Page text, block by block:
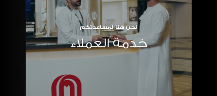
نحن هنا لمساعدتكم
خدمة العملاء